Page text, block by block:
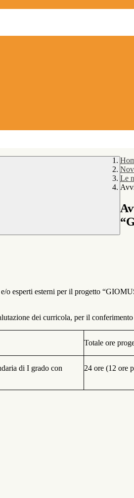
Le
o esperti esterni per il progetto
dei curricola, per il
Totale ore
di I grado con
24 ore (12 ore